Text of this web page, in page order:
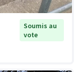
Soumis au
vote